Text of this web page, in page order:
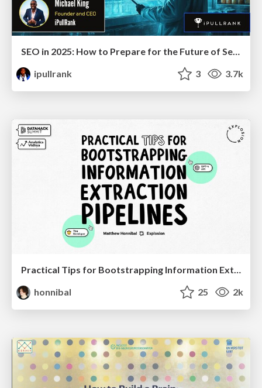
SEO in 2025: How to Prepare for the Future of Search
ipullrank
3 3.7k
honnibal
25 2k